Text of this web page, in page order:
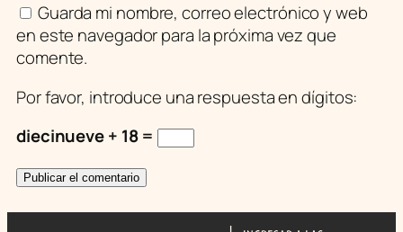
Guarda mi nombre, correo electrónico y web
en este navegador para la próxima vez que
comente.
Por favor, introduce una respuesta en dígitos:
diecinueve + 18 =